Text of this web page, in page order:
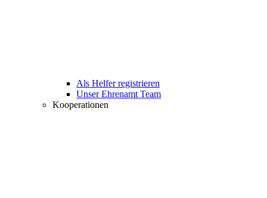
Als Helfer registrieren
Unser Ehrenamt Team
Kooperationen